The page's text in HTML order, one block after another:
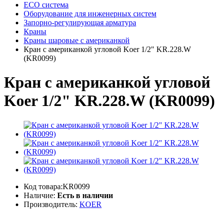
ECO система
Оборудование для инженерных систем
Запорно-регулирующая арматура
Краны
Краны шаровые с американкой
Кран с американкой угловой Koer 1/2" KR.228.W
(KR0099)
Кран с американкой угловой
Koer 1/2" KR.228.W (KR0099)
Код товара:KR0099
Наличие: Есть в наличии
Производитель: KOER